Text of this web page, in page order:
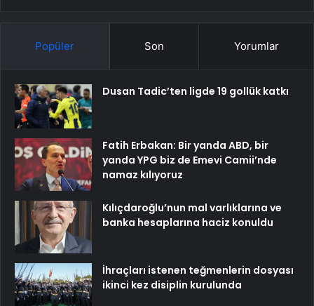
Popüler Son Yorumlar
Dusan Tadic’ten ligde 19 gollük katkı
Fatih Erbakan: Bir yanda ABD, bir
yanda YPG biz de Emevi Camii’nde
namaz kılıyoruz
Kılıçdaroğlu’nun mal varlıklarına ve
banka hesaplarına haciz konuldu
İhraçları istenen teğmenlerin dosyası
ikinci kez disiplin kurulunda